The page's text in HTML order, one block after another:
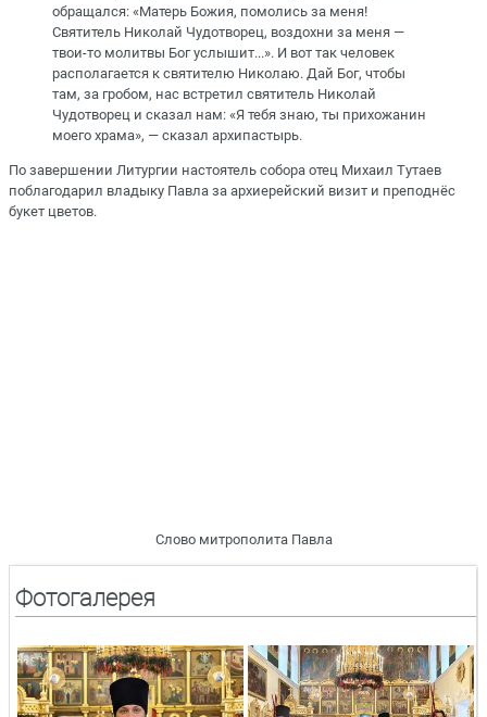
обращался: «Матерь Божия, помолись за меня!
Святитель Николай Чудотворец, воздохни за меня —
твои-то молитвы Бог услышит...». И вот так человек
располагается к святителю Николаю. Дай Бог, чтобы
там, за гробом, нас встретил святитель Николай
Чудотворец и сказал нам: «Я тебя знаю, ты прихожанин
моего храма», — сказал архипастырь.
По завершении Литургии настоятель собора отец Михаил Тутаев
поблагодарил владыку Павла за архиерейский визит и преподнёс
букет цветов.
Слово митрополита Павла
Фотогалерея